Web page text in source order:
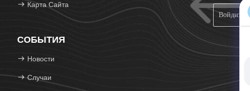
Карта Сайта
СОБЫТИЯ
Новости
Случаи